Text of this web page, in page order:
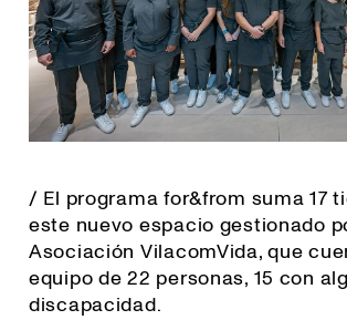
/ El programa for&from suma 17
este nuevo espacio gestionado
Asociación VilacomVida, que
equipo de 22 personas, 15 con
discapacidad.